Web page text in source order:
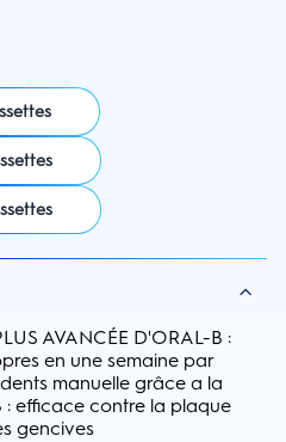
AVANCÉE D'ORAL-B :
en une semaine par
manuelle grâce a la
efficace contre la plaque
gencives